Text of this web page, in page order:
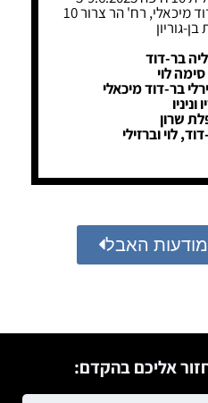
גוריון
בר-דוד
לוי
בר-דוד מיכאלי
וניניו
שרון
לוי וברזילי
האבל
אליכם בהקדם: